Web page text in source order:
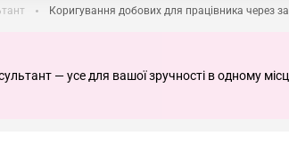
Коригування добових для працівника через
— усе для вашої зручності в одному